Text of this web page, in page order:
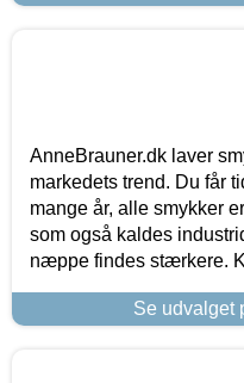
AnneBrauner.dk laver
markedets trend. Du får
mange år, alle smykker
som også kaldes
næppe findes stærkere.
Se udvalget